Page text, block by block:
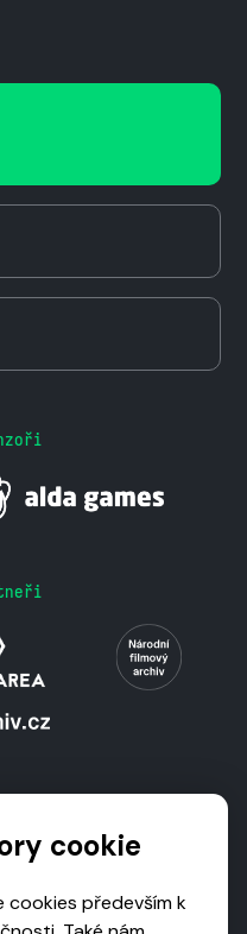
cookie
cookies především k